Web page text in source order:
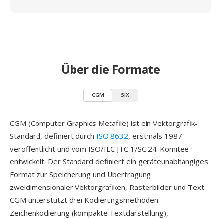
Über die Formate
CGM SIX
CGM (Computer Graphics Metafile) ist ein Vektorgrafik-
Standard, definiert durch ISO 8632, erstmals 1987
veröffentlicht und vom ISO/IEC JTC 1/SC 24-Komitee
entwickelt. Der Standard definiert ein geräteunabhängiges
Format zur Speicherung und Übertragung
zweidimensionaler Vektorgrafiken, Rasterbilder und Text.
CGM unterstützt drei Kodierungsmethoden:
Zeichenkodierung (kompakte Textdarstellung),